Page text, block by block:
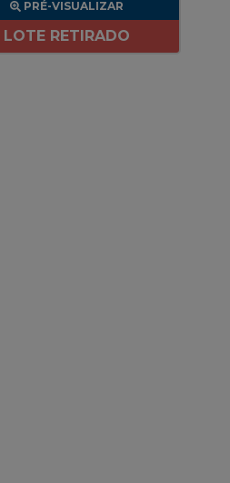
PRÉ-VISUALIZAR
LOTE RETIRADO